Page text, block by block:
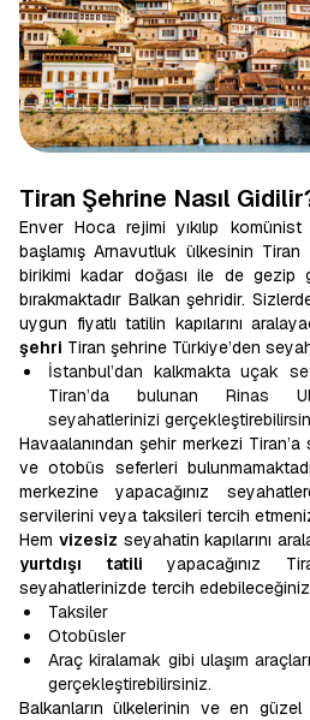
Tiran Şehrine Nasıl
Enver Hoca rejimi yıkılıp komünist
başlamış Arnavutluk ülkesinin
birikimi kadar doğası ile de gezip
bırakmaktadır Balkan şehridir.
uygun fiyatlı tatilin kapılarını
şehri Tiran şehrine Türkiye’den
İstanbul’dan kalkmakta uçak
Tiran’da bulunan Rinas
seyahatlerinizi
Havaalanından şehir merkezi
ve otobüs seferleri
merkezine yapacağınız
servilerini veya taksileri tercih
Hem vizesiz seyahatin kapılarını
yurtdışı tatili yapacağınız
seyahatlerinizde tercih edebileceğiniz
Taksiler
Otobüsler
Araç kiralamak gibi ulaşım
gerçekleştirebilirsiniz.
Balkanların ülkelerinin ve en güzel